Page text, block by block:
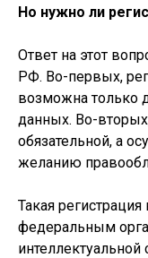
Но нужно ли
Ответ на этот
РФ. Во-первых,
возможна только
данных. Во-
обязательной, а
желанию
Такая
федеральным
интеллектуальной